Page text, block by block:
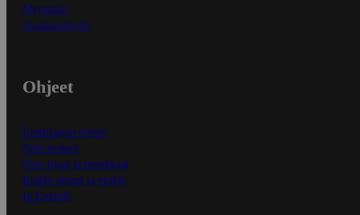
Myymälät
Asiakaspalvelu
Ohjeet
Ensitilaajan ohjeet
Näin maksat
Näin tilaat ja muokkaat
Kaikki ohjeet ja vinkit
In English